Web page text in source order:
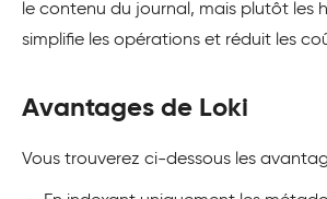
le contenu du journal, mais plutôt les
simplifie les opérations et réduit les
Avantages de Loki
Vous trouverez ci-dessous les